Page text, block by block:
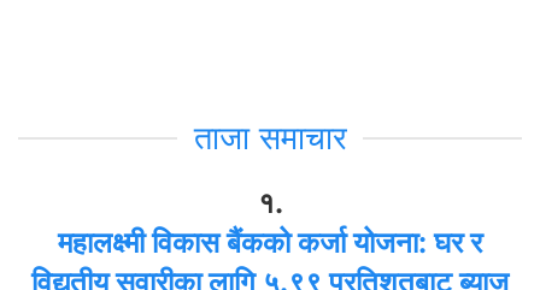
ताजा समाचार
१.
महालक्ष्मी विकास बैंकको कर्जा योजना: घर र
विद्युतीय सवारीका लागि ५.९९ प्रतिशतबाट ब्याज